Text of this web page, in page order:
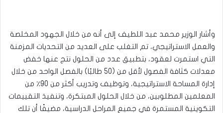
وأشار الوزير محمد عبد اللطيف إلى أنه من خلال الجهود المخلصة
والعمل الاستراتيجي، تم التغلب على العديد من التحديات المزمنة
التي استمرت لعقود، بتطبيق عدد من الحلول نتج عنها خفض
معدلات كثافة الفصول لأقل من (50 طالبًا) بالفصل الواحد من خلال
إدارة المساحة الاستراتيجية، وتوظيف وتدريب أكثر من 90٪ من
المعلمين المطلوبين، من خلال الحلول المبتكرة، وتنفيذ التقييمات
التكوينية المستمرة في جميع المراحل الدراسية، مضيفًا أن تلك